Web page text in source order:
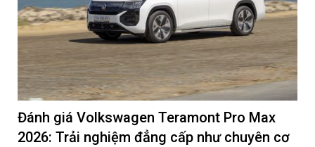
Đánh giá Volkswagen Teramont Pro Max
2026: Trải nghiệm đẳng cấp như chuyên cơ